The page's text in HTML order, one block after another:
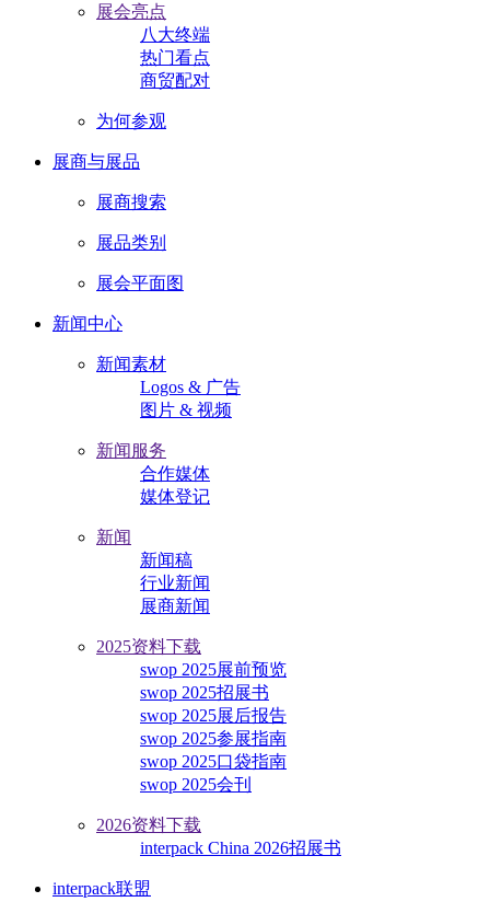
展会亮点
八大终端
热门看点
商贸配对
为何参观
展商与展品
展商搜索
展品类别
展会平面图
新闻中心
新闻素材
Logos & 广告
图片 & 视频
新闻服务
合作媒体
媒体登记
新闻
新闻稿
行业新闻
展商新闻
2025资料下载
swop 2025展前预览
swop 2025招展书
swop 2025展后报告
swop 2025参展指南
swop 2025口袋指南
swop 2025会刊
2026资料下载
interpack China 2026招展书
interpack联盟